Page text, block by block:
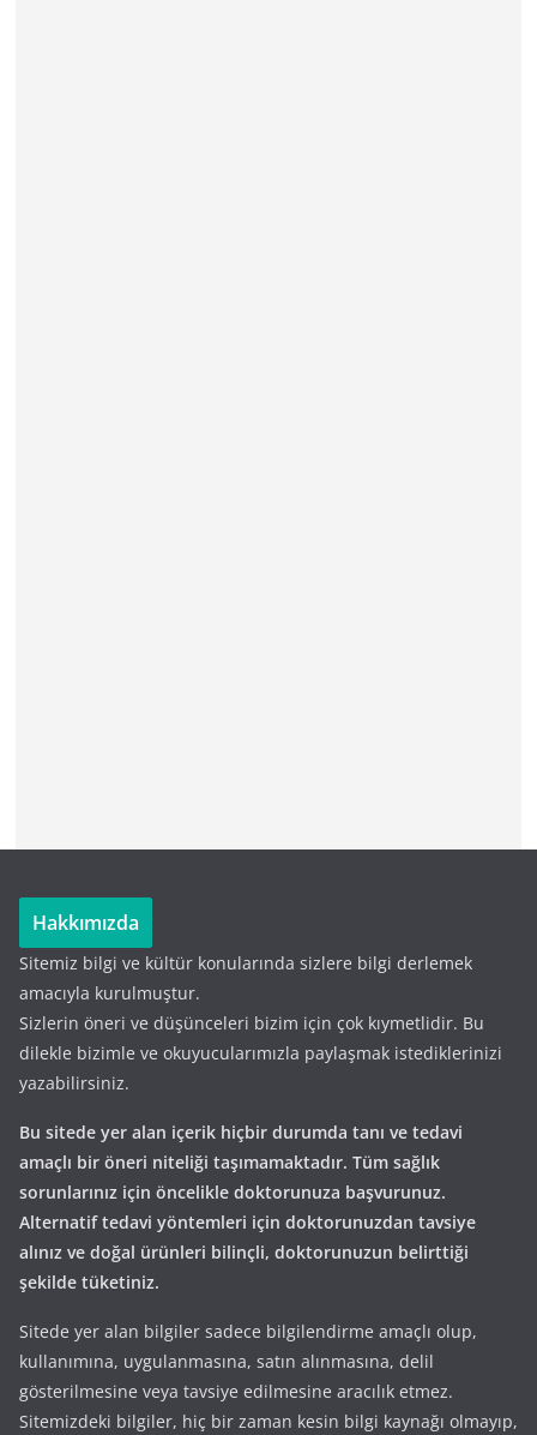
Hakkımızda
Sitemiz bilgi ve kültür konularında sizlere bilgi derlemek
amacıyla kurulmuştur.
Sizlerin öneri ve düşünceleri bizim için çok kıymetlidir. Bu
dilekle bizimle ve okuyucularımızla paylaşmak istediklerinizi
yazabilirsiniz.
Bu sitede yer alan içerik hiçbir durumda tanı ve tedavi
amaçlı bir öneri niteliği taşımamaktadır. Tüm sağlık
sorunlarınız için öncelikle doktorunuza başvurunuz.
Alternatif tedavi yöntemleri için doktorunuzdan tavsiye
alınız ve doğal ürünleri bilinçli, doktorunuzun belirttiği
şekilde tüketiniz.
Sitede yer alan bilgiler sadece bilgilendirme amaçlı olup,
kullanımına, uygulanmasına, satın alınmasına, delil
gösterilmesine veya tavsiye edilmesine aracılık etmez.
Sitemizdeki bilgiler, hiç bir zaman kesin bilgi kaynağı olmayıp,